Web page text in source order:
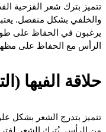
تتميز بترك شعر القزحية
والخلفي بشكل منفصل.
يرغبون في الحفاظ على
الرأس مع الحفاظ على
حلاقة الفيها
تتميز بتدرج الشعر بشكل